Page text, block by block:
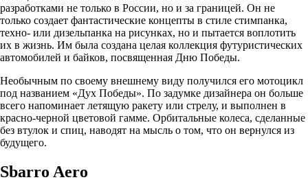
разработками не только в России, но и за границей. Он не
только создает фантастические концепты в стиле стимпанка,
техно- или дизельпанка на рисунках, но и пытается воплотить
их в жизнь. Им была создана целая коллекция футуристических
автомобилей и байков, посвященная Дню Победы.
Необычным по своему внешнему виду получился его мотоцикл
под названием «Дух Победы». По задумке дизайнера он больше
всего напоминает летящую ракету или стрелу, и выполнен в
красно-черной цветовой гамме. Орбитальные колеса, сделанные
без втулок и спиц, наводят на мысль о том, что он вернулся из
будущего.
Sbarro Aero